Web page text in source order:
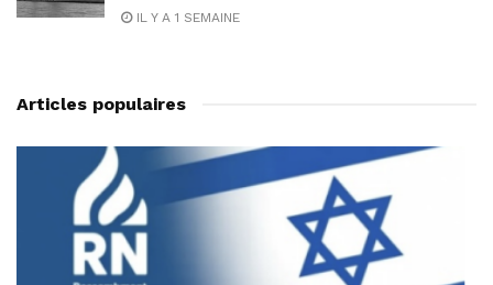
IL Y A 1 SEMAINE
Articles populaires